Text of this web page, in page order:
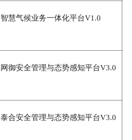
智慧气候业务一体化平台V1.0
网御安全管理与态势感知平台V3.0
泰合安全管理与态势感知平台V3.0